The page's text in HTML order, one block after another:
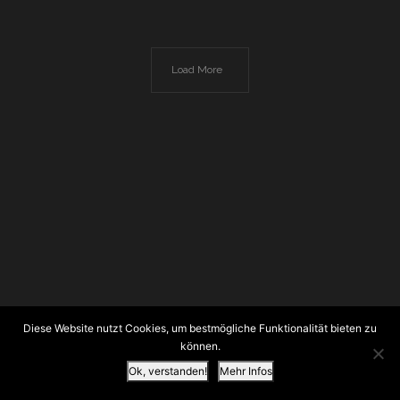
Load More
Diese Website nutzt Cookies, um bestmögliche Funktionalität bieten zu
können.
Ok, verstanden!
Mehr Infos